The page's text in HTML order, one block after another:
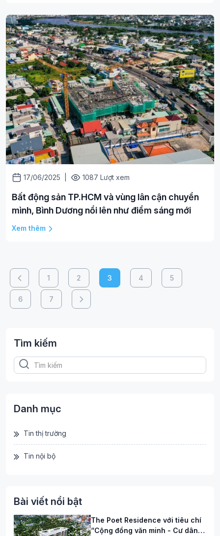
17/06/2025 1087 Lượt xem
Bất động sản TP.HCM và vùng lân cận chuyển
mình, Bình Dương nổi lên như điểm sáng mới
Xem thêm
1 2 3 4 5
6 7
Tìm kiếm
Danh mục
Tin thị trường
Tin nội bộ
Bài viết nổi bật
The Poet Residence với tiêu chí
“Cộng đồng văn minh - Cư dân